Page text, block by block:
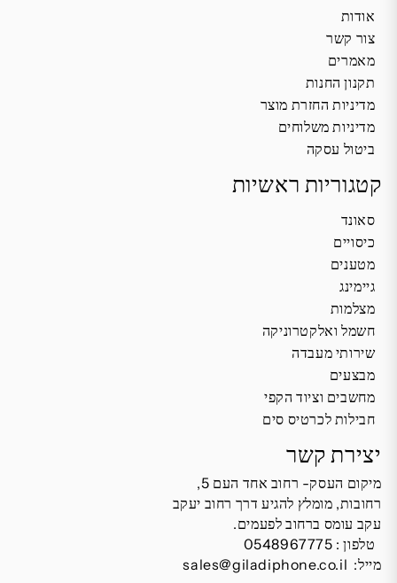
אודות
צור קשר
מאמרים
תקנון החנות
מדיניות החזרת מוצר
מדיניות משלוחים
ביטול עסקה
קטגוריות ראשיות
סאונד
כיסויים
מטענים
גיימינג
מצלמות
חשמל ואלקטרוניקה
שירותי מעבדה
מבצעים
מחשבים וציוד הקפי
חבילות לכרטיס סים
יצירת קשר
מיקום העסק- רחוב אחד העם 5,
רחובות, מומלץ להגיע דרך רחוב יעקב
עקב עומס ברחוב לפעמים.
טלפון : 0548967775
מייל: sales@giladiphone.co.il